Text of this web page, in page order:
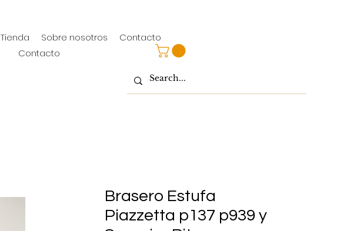
Contacto
Brasero Estufa
Piazzetta p137 p939 y
Tienda Sobre nosotros Contacto